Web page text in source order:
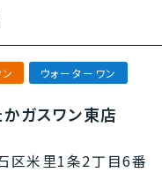
ウォーターワン
ガスワン東店
区米里1条2丁目6番